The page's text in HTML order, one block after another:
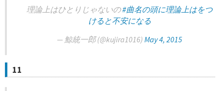
理論上はひとりじゃないの#曲名の頭に理論上はをつ
けると不安になる
— 鯨統一郎 (@kujira1016) May 4, 2015
11